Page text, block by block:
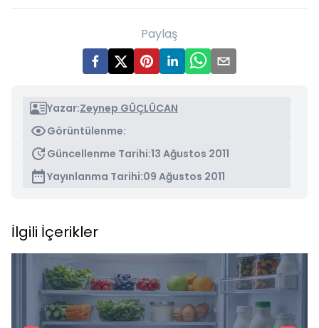
Paylaş
Yazar:Zeynep GÜÇLÜCAN
Görüntülenme:
Güncellenme Tarihi:13 Ağustos 2011
Yayınlanma Tarihi:09 Ağustos 2011
İlgili İçerikler